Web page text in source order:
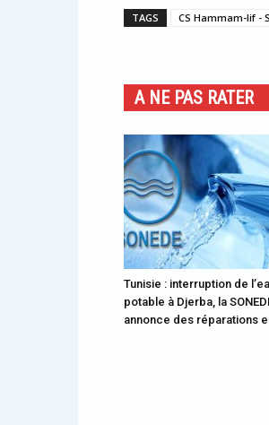
TAGS CS Hammam-lif -
A NE PAS RATER
Tunisie : interruption de
potable à Djerba, la
annonce des réparations